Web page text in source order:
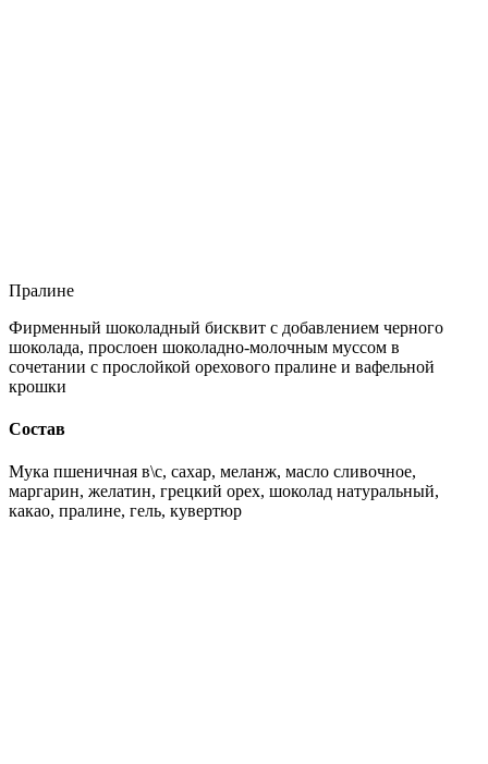
Пралине
Фирменный шоколадный бисквит с добавлением черного
шоколада, прослоен шоколадно-молочным муссом в
сочетании с прослойкой орехового пралине и вафельной
крошки
Состав
Мука пшеничная в\с, сахар, меланж, масло сливочное,
маргарин, желатин, грецкий орех, шоколад натуральный,
какао, пралине, гель, кувертюр